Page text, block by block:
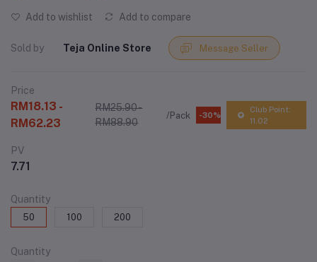
Add to wishlist Add to compare
Sold by Teja Online Store Message Seller
Price
RM18.13 -
RM62.23
RM25.90 -
RM88.90
/Pack -30%
Club Point:
11.02
PV
7.71
Quantity
50 100 200
Quantity